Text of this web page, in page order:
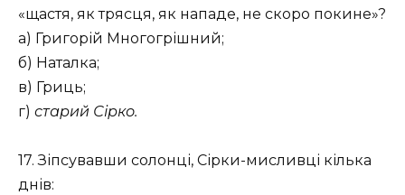
«щастя, як трясця, як нападе, не скоро покине»?
а) Григорій Многогрішний;
б) Наталка;
в) Гриць;
г) старий Сірко.
17. Зіпсувавши солонці, Сірки-мисливці кілька
днів: